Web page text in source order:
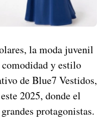
la moda juvenil
comodidad y estilo
de Blue7 Vestidos,
2025, donde el
protagonistas.